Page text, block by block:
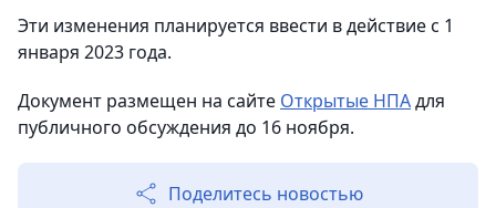
Эти изменения планируется ввести в действие с 1
января 2023 года.
Документ размещен на сайте Открытые НПАдля
публичного обсуждения до 16 ноября.
Поделитесь новостью